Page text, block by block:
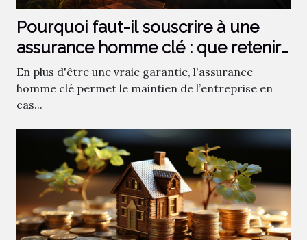
Pourquoi faut-il souscrire à une
assurance homme clé : que retenir
?
En plus d'être une vraie garantie, l'assurance
homme clé permet le maintien de l’entreprise en
cas...